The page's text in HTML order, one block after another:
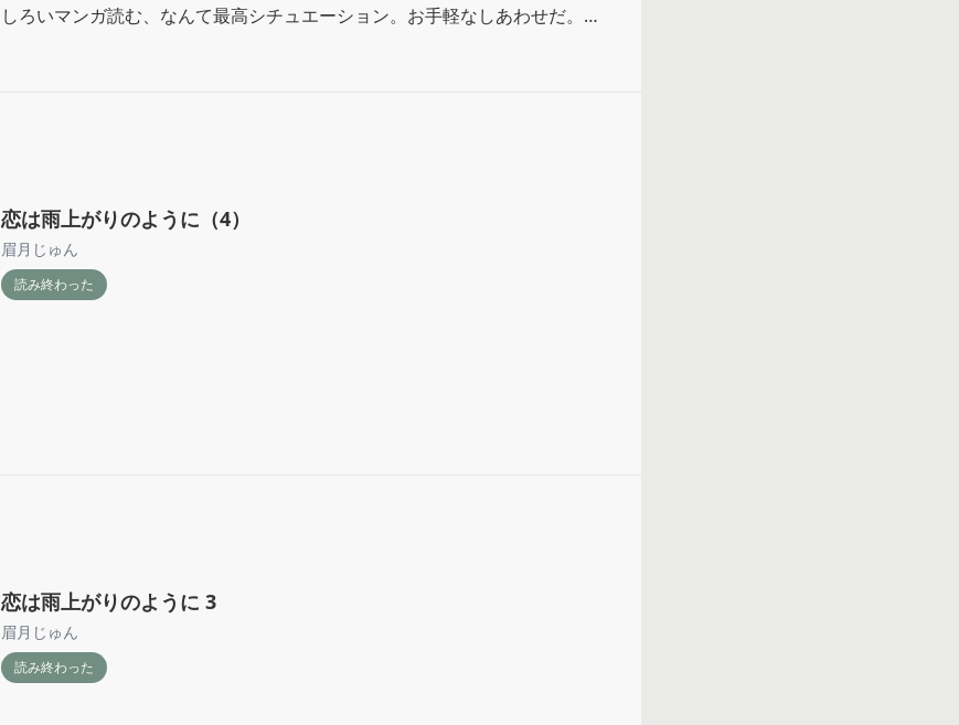
しろいマンガ読む、なんて最高シチュエーション。お手軽なしあわせだ。
恋は雨上がりのように（4）
眉月じゅん
読み終わった
恋は雨上がりのように 3
眉月じゅん
読み終わった